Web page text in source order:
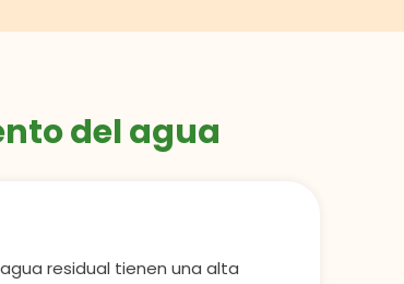
del agua
residual tienen una alta